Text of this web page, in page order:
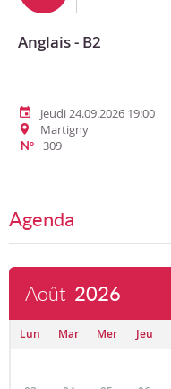
Anglais - B2
Jeudi 24.09.2026 19:00
Martigny
N°
309
Agenda
Août 2026
Lun Mar Mer Jeu